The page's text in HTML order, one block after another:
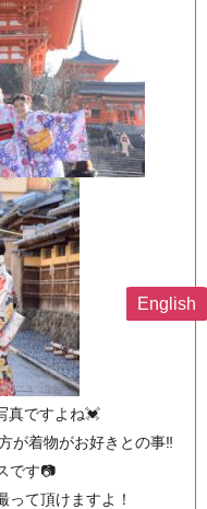
真ですよね💓
が着物がお好きとの事‼️
です📷
って頂けますよ！
English